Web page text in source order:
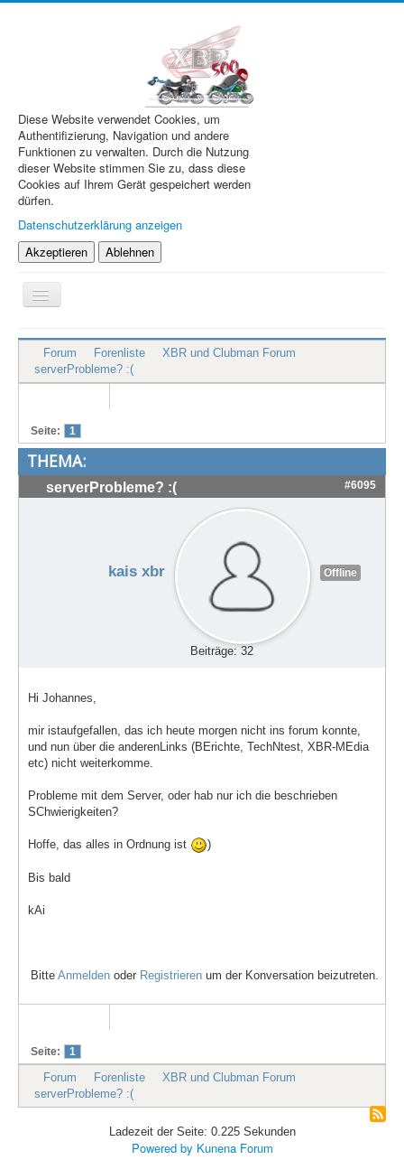
Diese Website verwendet Cookies, um
Authentifizierung, Navigation und andere
Funktionen zu verwalten. Durch die Nutzung
dieser Website stimmen Sie zu, dass diese
Cookies auf Ihrem Gerät gespeichert werden
dürfen.
Datenschutzerklärung anzeigen
Akzeptieren
Ablehnen
Navigation
an/aus
XBR.de
Technik
Treffen & Touren
Cafe-Ecke
Suche
Forum Forenliste
XBR und Clubman Forum
serverProbleme? :(
Seite: 1
THEMA:
serverProbleme? :( #6095
kais xbr Offline
Beiträge: 32
Hi Johannes,
mir istaufgefallen, das ich heute morgen nicht ins forum konnte,
und nun über die anderenLinks (BErichte, TechNtest, XBR-MEdia
etc) nicht weiterkomme.
Probleme mit dem Server, oder hab nur ich die beschrieben
SChwierigkeiten?
Hoffe, das alles in Ordnung ist )
Bis bald
kAi
Bitte Anmelden oder Registrieren um der Konversation beizutreten.
Seite: 1
Forum Forenliste
XBR und Clubman Forum
serverProbleme? :(
Ladezeit der Seite: 0.225 Sekunden
Powered by Kunena Forum